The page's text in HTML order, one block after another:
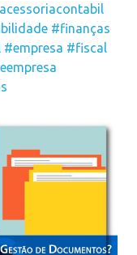
#finanças
#empresa #fiscal